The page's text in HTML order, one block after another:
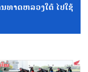
ທາດຫລວງໃຕ້ ໄປໃຊ້